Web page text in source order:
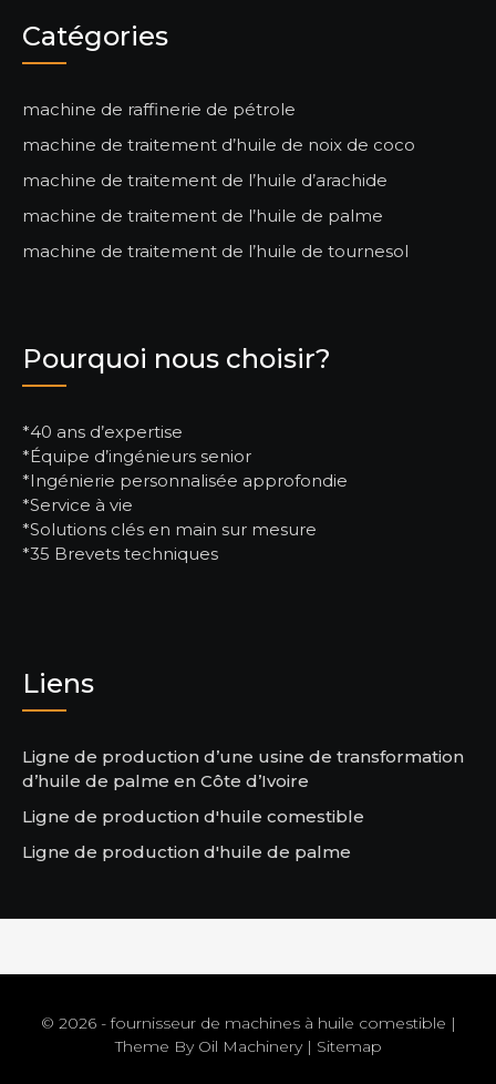
Catégories
machine de raffinerie de pétrole
machine de traitement d’huile de noix de coco
machine de traitement de l’huile d’arachide
machine de traitement de l’huile de palme
machine de traitement de l’huile de tournesol
Pourquoi nous choisir?
*40 ans d’expertise
*Équipe d’ingénieurs senior
*Ingénierie personnalisée approfondie
*Service à vie
*Solutions clés en main sur mesure
*35 Brevets techniques
Liens
Ligne de production d’une usine de transformation
d’huile de palme en Côte d’Ivoire
Ligne de production d'huile comestible
Ligne de production d'huile de palme
© 2026 - fournisseur de machines à huile comestible |
Theme By Oil Machinery| Sitemap